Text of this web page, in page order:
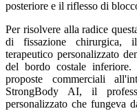
posteriore e il riflesso di
Per risolvere alla radice
di fissazione chirurgica,
terapeutico personalizzato
del bordo costale
proposte commerciali
StrongBody AI, il
personalizzato che fungeva